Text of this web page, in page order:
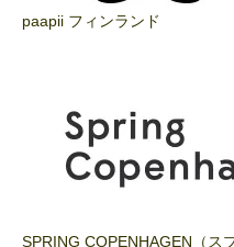
paapii フィンランド
SPRING COPENHAGEN（ス